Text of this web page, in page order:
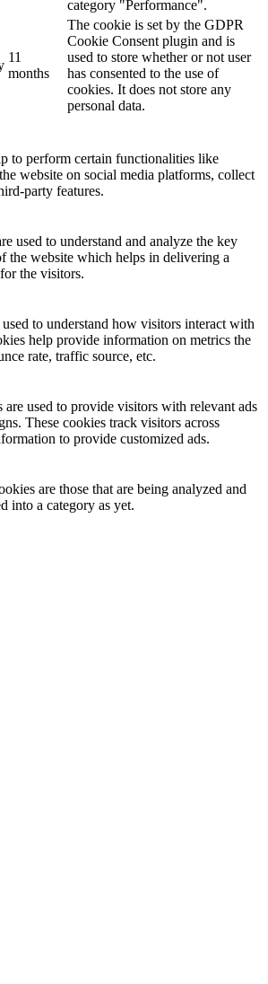
category "Performance".
11
months
The cookie is set by the GDPR
Cookie Consent plugin and is
used to store whether or not user
has consented to the use of
cookies. It does not store any
personal data.
to perform certain functionalities like
website on social media platforms, collect
party features.
used to understand and analyze the key
the website which helps in delivering a
the visitors.
to understand how visitors interact with
help provide information on metrics the
rate, traffic source, etc.
are used to provide visitors with relevant ads
These cookies track visitors across
to provide customized ads.
are those that are being analyzed and
into a category as yet.